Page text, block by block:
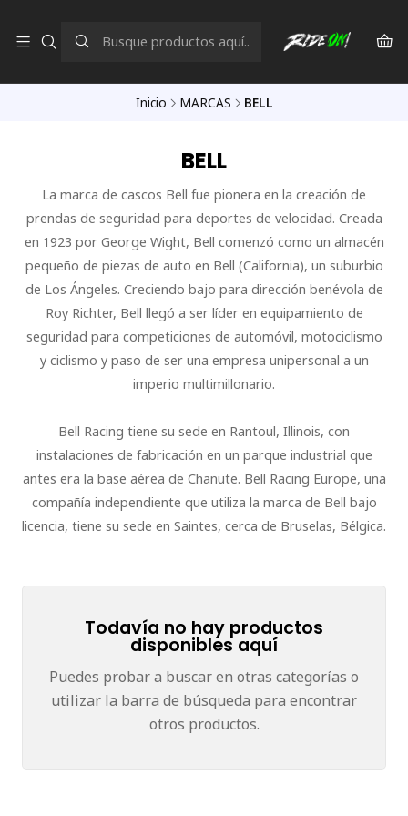
Inicio MARCAS BELL
BELL
La marca de cascos Bell fue pionera en la creación de
prendas de seguridad para deportes de velocidad. Creada
en 1923 por George Wight, Bell comenzó como un almacén
pequeño de piezas de auto en Bell (California), un suburbio
de Los Ángeles. Creciendo bajo para dirección benévola de
Roy Richter, Bell llegó a ser líder en equipamiento de
seguridad para competiciones de automóvil, motociclismo
y ciclismo y paso de ser una empresa unipersonal a un
imperio multimillonario.
Bell Racing tiene su sede en Rantoul, Illinois, con
instalaciones de fabricación en un parque industrial que
antes era la base aérea de Chanute. Bell Racing Europe, una
compañía independiente que utiliza la marca de Bell bajo
licencia, tiene su sede en Saintes, cerca de Bruselas, Bélgica.
Todavía no hay productos
disponibles aquí
Puedes probar a buscar en otras categorías o
utilizar la barra de búsqueda para encontrar
otros productos.